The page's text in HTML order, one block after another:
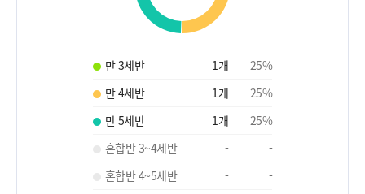
만 3세반 1개 25%
만 4세반
1개 25%
만 5세반
1개 25%
혼합반 3~4세반
-
-
혼합반 4~5세반
-
-